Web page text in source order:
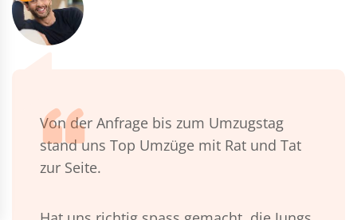
Von der Anfrage bis zum Umzugstag
stand uns Top Umzüge mit Rat und Tat
zur Seite.